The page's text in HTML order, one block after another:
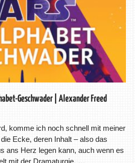
Geschwader | Alexander Freed
komme ich noch schnell mit meiner
Ecke, deren Inhalt – also das
ans Herz legen kann, auch wenn es